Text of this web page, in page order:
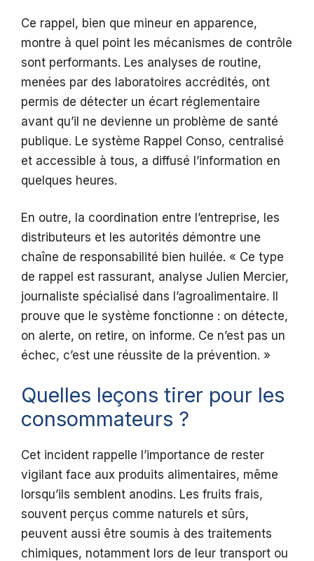
Ce rappel, bien que mineur en apparence,
montre à quel point les mécanismes de contrôle
sont performants. Les analyses de routine,
menées par des laboratoires accrédités, ont
permis de détecter un écart réglementaire
avant qu’il ne devienne un problème de santé
publique. Le système Rappel Conso, centralisé
et accessible à tous, a diffusé l’information en
quelques heures.
En outre, la coordination entre l’entreprise, les
distributeurs et les autorités démontre une
chaîne de responsabilité bien huilée. « Ce type
de rappel est rassurant, analyse Julien Mercier,
journaliste spécialisé dans l’agroalimentaire. Il
prouve que le système fonctionne : on détecte,
on alerte, on retire, on informe. Ce n’est pas un
échec, c’est une réussite de la prévention. »
Quelles leçons tirer pour les
consommateurs ?
Cet incident rappelle l’importance de rester
vigilant face aux produits alimentaires, même
lorsqu’ils semblent anodins. Les fruits frais,
souvent perçus comme naturels et sûrs,
peuvent aussi être soumis à des traitements
chimiques, notamment lors de leur transport ou